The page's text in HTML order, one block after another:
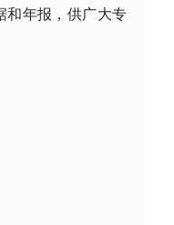
和年报，供广大专